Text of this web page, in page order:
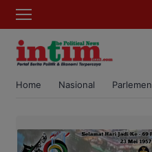
Home Nasional Parlemen